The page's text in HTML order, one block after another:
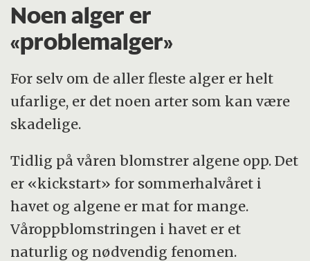
Noen alger er
«problemalger»
For selv om de aller fleste alger er helt
ufarlige, er det noen arter som kan være
skadelige.
Tidlig på våren blomstrer algene opp. Det
er «kickstart» for sommerhalvåret i
havet og algene er mat for mange.
Våroppblomstringen i havet er et
naturlig og nødvendig fenomen.